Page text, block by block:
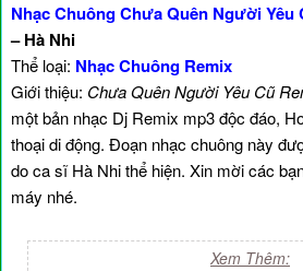
Nhạc Chuông Chưa Quên Người Yêu
– Hà Nhi
Thể loại: Nhạc Chuông Remix
Giới thiệu: Chưa Quên Người Yêu Cũ
một bản nhạc Dj Remix mp3 độc đáo,
thoại di động. Đoạn nhạc chuông này
do ca sĩ Hà Nhi thể hiện. Xin mời các
máy nhé.
Xem Thêm: